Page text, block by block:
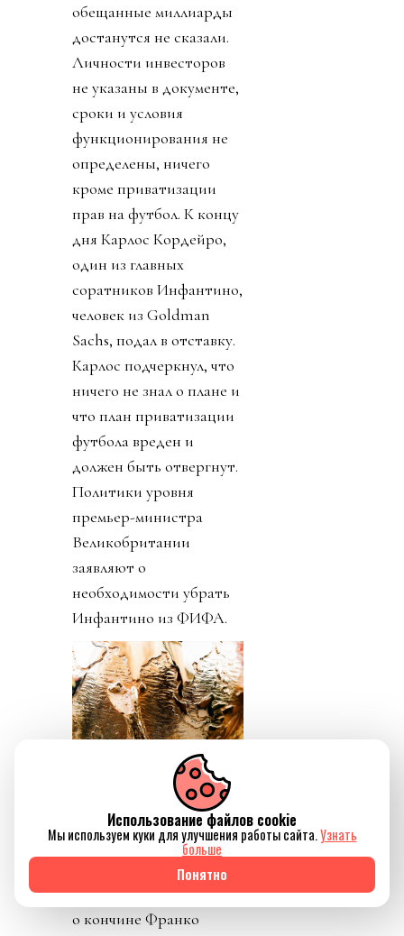
обещанные миллиарды
достанутся не сказали.
Личности инвесторов
не указаны в документе,
сроки и условия
функционирования не
определены, ничего
кроме приватизации
прав на футбол. К концу
дня Карлос Кордейро,
один из главных
соратников Инфантино,
человек из Goldman
Sachs, подал в отставку.
Карлос подчеркнул, что
ничего не знал о плане и
что план приватизации
футбола вреден и
должен быть отвергнут.
Политики уровня
премьер-министра
Великобритании
заявляют о
необходимости убрать
Инфантино из ФИФА.
День 5. Пришли новости
о кончине Франко
Использование файлов cookie
Мы используем куки для улучшения работы сайта.Узнать
больше
Понятно